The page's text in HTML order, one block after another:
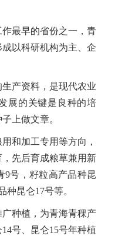
最早的省份之一，青
以科研机构为主、企
产资料，是现代农业
展的关键是良种的培
上做文章。
和加工专用等方向，
先后育成粮草兼用新
9号，籽粒高产品种昆
种昆仑17号等。
种植，为青海青稞产
号、昆仑15号年种植